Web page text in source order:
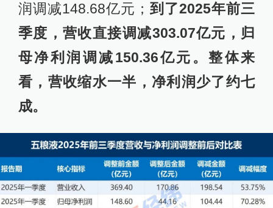
润调减148.68亿元； 到了2025年前三
季度，营收直接调减303.07亿元，归
母净利润调减150.36亿元。整体来
看，营收缩水一半，净利润少了约七
成。